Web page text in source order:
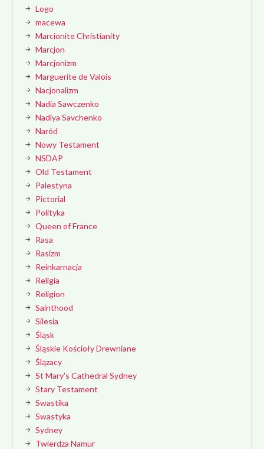
Logo
macewa
Marcionite Christianity
Marcjon
Marcjonizm
Marguerite de Valois
Nacjonalizm
Nadia Sawczenko
Nadiya Savchenko
Naród
Nowy Testament
NSDAP
Old Testament
Palestyna
Pictorial
Polityka
Queen of France
Rasa
Rasizm
Reinkarnacja
Religia
Religion
Sainthood
Silesia
Śląsk
Śląskie Kościoły Drewniane
Ślązacy
St Mary's Cathedral Sydney
Stary Testament
Swastika
Swastyka
Sydney
Twierdza Namur